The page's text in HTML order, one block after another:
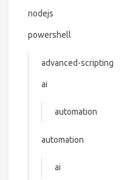
nodejs
powershell
advanced-scripting
ai
automation
automation
ai